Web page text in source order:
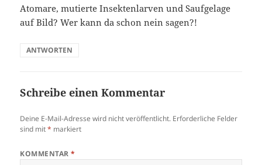
Atomare, mutierte Insektenlarven und Saufgelage
auf Bild? Wer kann da schon nein sagen?!
ANTWORTEN
Schreibe einen Kommentar
Deine E-Mail-Adresse wird nicht veröffentlicht. Erforderliche Felder
sind mit* markiert
KOMMENTAR*